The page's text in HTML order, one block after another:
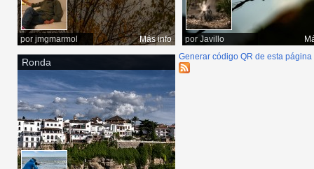
por jmgmarmol Más info por Javillo
Ronda Generar código QR de esta página